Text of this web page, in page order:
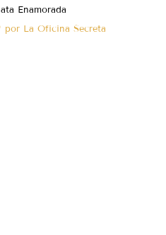
Enamorada
por La Oficina Secreta